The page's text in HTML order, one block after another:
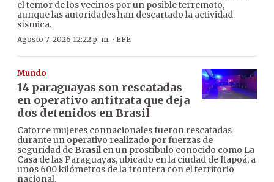
el temor de los vecinos por un posible terremoto,
aunque las autoridades han descartado la actividad
sísmica.
Agosto 7, 2026 12:22 p. m. · EFE
Mundo
14 paraguayas son rescatadas
en operativo antitrata que deja
dos detenidos en Brasil
Catorce mujeres connacionales fueron rescatadas
durante un operativo realizado por fuerzas de
seguridad de Brasil en un prostíbulo conocido como La
Casa de las Paraguayas, ubicado en la ciudad de Itapoá, a
unos 600 kilómetros de la frontera con el territorio
nacional.